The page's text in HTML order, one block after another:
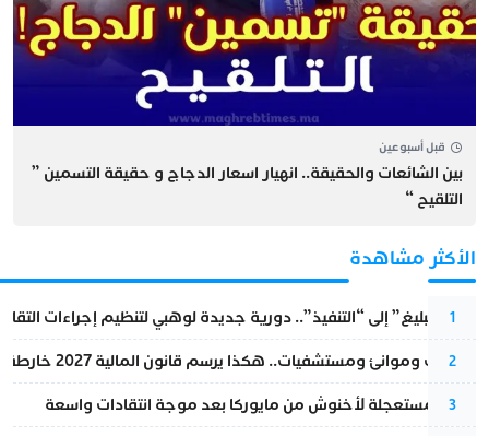
قبل أسبوعين
بين الشائعات والحقيقة.. انهيار اسعار الدجاج و حقيقة التسمين ”
التلقيح “
الأكثر مشاهدة
1
من “التبليغ” إلى “التنفيذ”.. دورية جديدة لوهبي لتنظيم إجراءات
2
قطارات وموانئ ومستشفيات.. هكذا يرسم قانون المالية 2027 خارطة المغرب المقبل
3
عودة مستعجلة لأخنوش من مايوركا بعد موجة انتقادات واسعة